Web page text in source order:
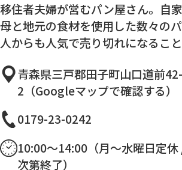
移住者夫婦が営むパン屋さん。自
母と地元の食材を使用した数々の
人からも人気で売り切れになること
青森県三戸郡田子町山口道前42-
2（Googleマップで確認する）
0179-23-0242
10:00〜14:00（月～水曜日定休
次第終了）